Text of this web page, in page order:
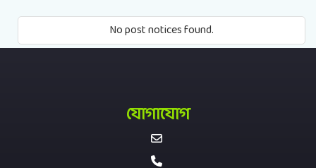
No post notices found.
যোগাযোগ